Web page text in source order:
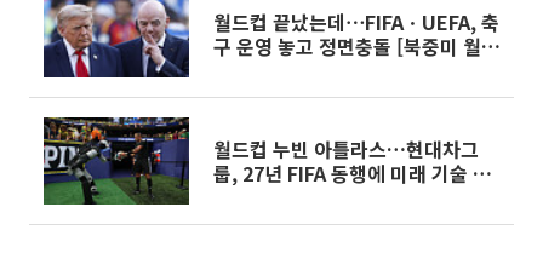
월드컵 끝났는데⋯FIFAㆍUEFA, 축
구 운영 놓고 정면충돌 [북중미 월드
월드컵 누빈 아틀라스…현대차그
룹, 27년 FIFA 동행에 미래 기술 장